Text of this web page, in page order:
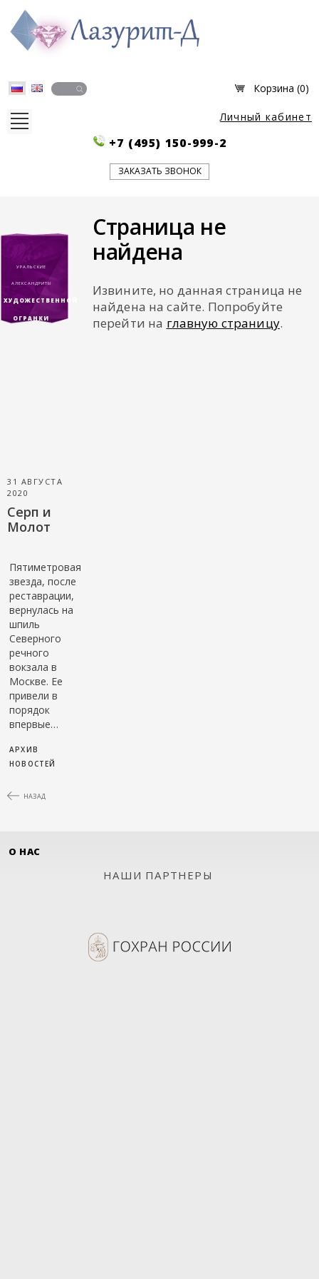
О НАС
Партнёры
История компании
Изготовление ювелирных изделий
КАТАЛОГ
Драгоценные камни огранённые
Ювелирные изделия
Подарки и сувениры
Личный кабинет
+7 (495) 150-999-2
ЗАКАЗАТЬ ЗВОНОК
Корзина (0)
УРАЛЬСКИЕ
АЛЕКСАНДРИТЫ
ХУДОЖЕСТВЕННОЙ
ОГРАНКИ
31 АВГУСТА
2020
Серп и
Молот
Пятиметровая
звезда, после
реставрации,
вернулась на
шпиль
Северного
речного
вокзала в
Москве. Ее
привели в
порядок
впервые…
АРХИВ
НОВОСТЕЙ
Страница не
найдена
Извините, но данная страница не
найдена на сайте. Попробуйте
перейти на главную страницу.
НАЗАД
О НАС
НАШИ ПАРТНЕРЫ